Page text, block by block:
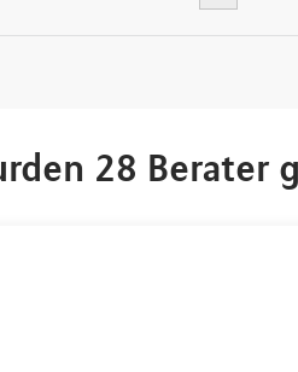
28 Berater